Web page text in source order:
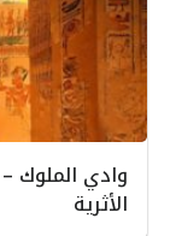
وادي الملوك
الأثرية